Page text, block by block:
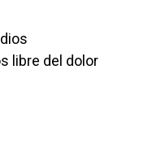
libre del dolor